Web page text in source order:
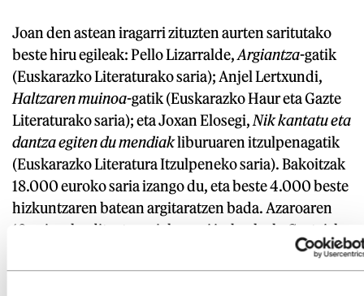
Joan den astean iragarri zituzten aurten saritutako
beste hiru egileak: Pello Lizarralde,Argiantza-gatik
(Euskarazko Literaturako saria); Anjel Lertxundi,
Haltzaren muinoa-gatik (Euskarazko Haur eta Gazte
Literaturako saria); eta Joxan Elosegi, Nik kantatu eta
dantza egiten du mendiakliburuaren itzulpenagatik
(Euskarazko Literatura Itzulpeneko saria). Bakoitzak
18.000 euroko saria izango du, eta beste 4.000 beste
hizkuntzaren batean argitaratzen bada. Azaroaren
18an jasoko dituzte sariak zazpi irabazleek, Gasteizko